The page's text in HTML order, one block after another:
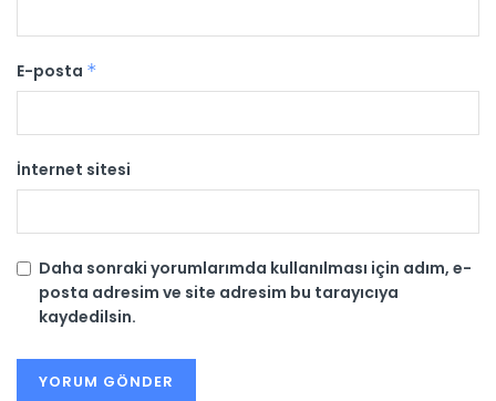
E-posta *
İnternet sitesi
Daha sonraki yorumlarımda kullanılması için adım, e-
posta adresim ve site adresim bu tarayıcıya
kaydedilsin.